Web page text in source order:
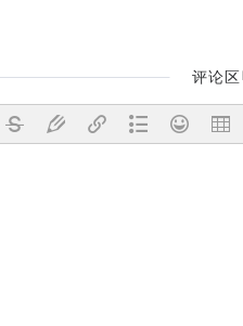
评论区